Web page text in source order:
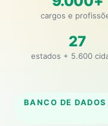
cargos e
27
estados + 5.600
BANCO DE